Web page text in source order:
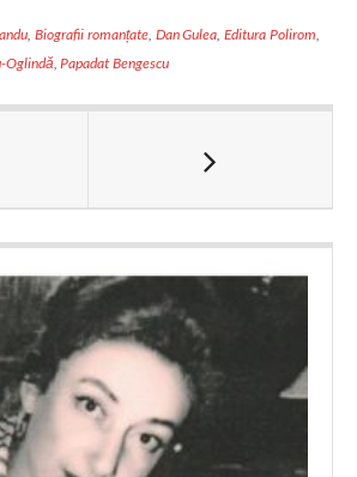
,Biografii romanțate, Dan Gulea,Editura Polirom,
Oglindă,Papadat Bengescu